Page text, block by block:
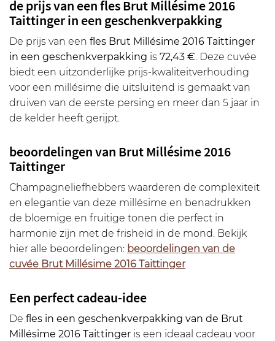
de prijs van een fles Brut Millésime 2016
Taittinger in een geschenkverpakking
De prijs van een fles Brut Millésime 2016 Taittinger
in een geschenkverpakking is 72,43 €. Deze cuvée
biedt een uitzonderlijke prijs-kwaliteitverhouding
voor een millésime die uitsluitend is gemaakt van
druiven van de eerste persing en meer dan 5 jaar in
de kelder heeft gerijpt.
beoordelingen van Brut Millésime 2016
Taittinger
Champagneliefhebbers waarderen de complexiteit
en elegantie van deze millésime en benadrukken
de bloemige en fruitige tonen die perfect in
harmonie zijn met de frisheid in de mond. Bekijk
hier alle beoordelingen: beoordelingen van de
cuvée Brut Millésime 2016 Taittinger
Een perfect cadeau-idee
De fles in een geschenkverpakking van de Brut
Millésime 2016 Taittinger is een ideaal cadeau voor